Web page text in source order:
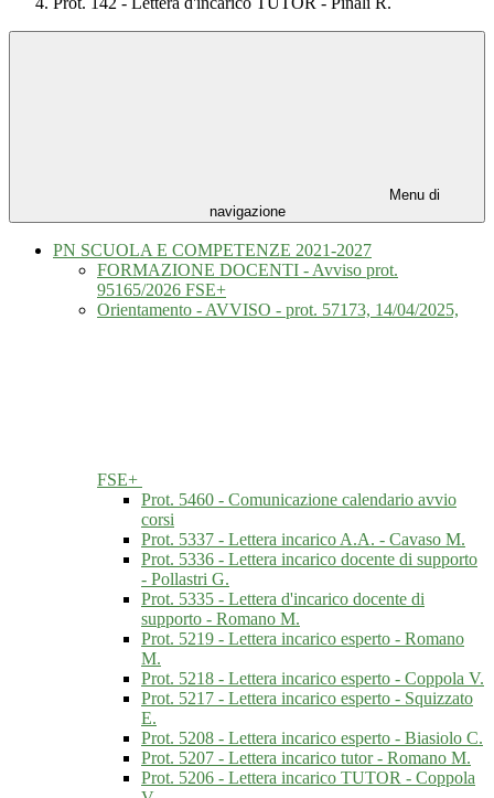
Menu di
navigazione
PN SCUOLA E COMPETENZE 2021-2027
FORMAZIONE DOCENTI - Avviso prot.
95165/2026 FSE+
Orientamento - AVVISO - prot. 57173, 14/04/2025,
FSE+
Prot. 5460 - Comunicazione calendario avvio
corsi
Prot. 5337 - Lettera incarico A.A. - Cavaso M.
Prot. 5336 - Lettera incarico docente di supporto
- Pollastri G.
Prot. 5335 - Lettera d'incarico docente di
supporto - Romano M.
Prot. 5219 - Lettera incarico esperto - Romano
M.
Prot. 5218 - Lettera incarico esperto - Coppola V.
Prot. 5217 - Lettera incarico esperto - Squizzato
E.
Prot. 5208 - Lettera incarico esperto - Biasiolo C.
Prot. 5207 - Lettera incarico tutor - Romano M.
Prot. 5206 - Lettera incarico TUTOR - Coppola